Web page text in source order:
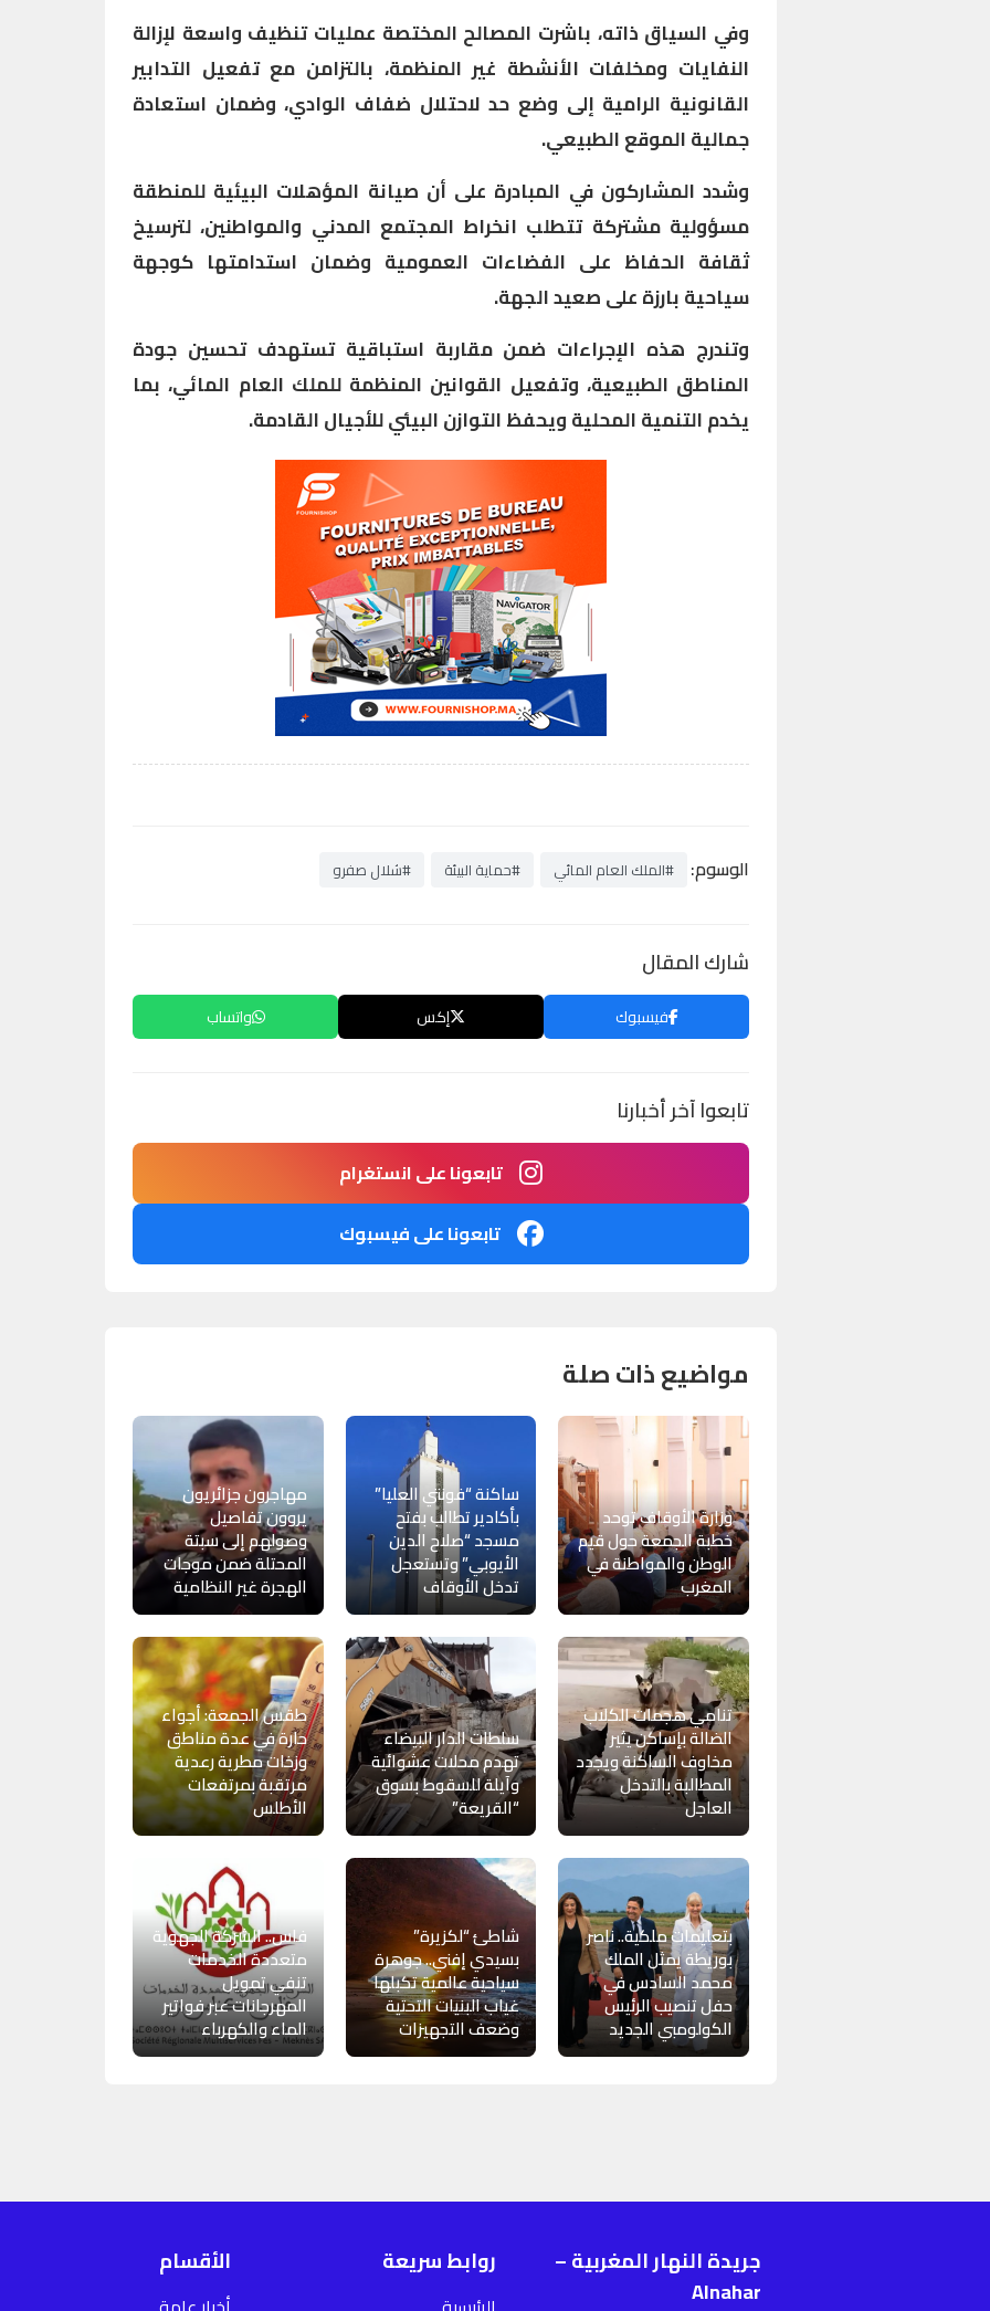
وفي السياق ذاته، باشرت المصالح المختصة عمليات تنظيف واسعة لإزالة
النفايات ومخلفات الأنشطة غير المنظمة، بالتزامن مع تفعيل التدابير
القانونية الرامية إلى وضع حد لاحتلال ضفاف الوادي، وضمان استعادة
جمالية الموقع الطبيعي.
وشدد المشاركون في المبادرة على أن صيانة المؤهلات البيئية للمنطقة
مسؤولية مشتركة تتطلب انخراط المجتمع المدني والمواطنين، لترسيخ
ثقافة الحفاظ على الفضاءات العمومية وضمان استدامتها كوجهة
سياحية بارزة على صعيد الجهة.
وتندرج هذه الإجراءات ضمن مقاربة استباقية تستهدف تحسين جودة
المناطق الطبيعية، وتفعيل القوانين المنظمة للملك العام المائي، بما
يخدم التنمية المحلية ويحفظ التوازن البيئي للأجيال القادمة.
الوسوم: #الملك العام المائي #حماية البيئة #شلال صفرو
شارك المقال
فيسبوك إكس واتساب
تابعوا آخر أخبارنا
تابعونا على انستغرام
تابعونا على فيسبوك
مواضيع ذات صلة
وزارة الأوقاف توحد
خطبة الجمعة حول قيم
الوطن والمواطنة في
المغرب
ساكنة “فونتي العليا”
بأكادير تطالب بفتح
مسجد “صلاح الدين
الأيوبي” وتستعجل
تدخل الأوقاف
مهاجرون جزائريون
يروون تفاصيل
وصولهم إلى سبتة
المحتلة ضمن موجات
الهجرة غير النظامية
تنامي هجمات الكلاب
الضالة بإساكن يثير
مخاوف الساكنة ويجدد
المطالبة بالتدخل
العاجل
سلطات الدار البيضاء
تهدم محلات عشوائية
وآيلة للسقوط بسوق
“القريعة”
طقس الجمعة: أجواء
حارة في عدة مناطق
وزخات مطرية رعدية
مرتقبة بمرتفعات
الأطلس
بتعليمات ملكية.. ناصر
بوريطة يمثل الملك
محمد السادس في
حفل تنصيب الرئيس
الكولومبي الجديد
شاطئ “لكزيرة”
بسيدي إفني.. جوهرة
سياحية عالمية تكبلها
غياب البنيات التحتية
وضعف التجهيزات
فاس.. الشركة الجهوية
متعددة الخدمات
تنفي تمويل
المهرجانات عبر فواتير
الماء والكهرباء
جريدة النهار المغربية –
Alnahar
روابط سريعة الأقسام